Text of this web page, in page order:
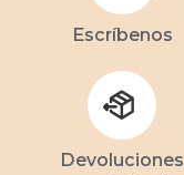
Escríbenos
Devoluciones